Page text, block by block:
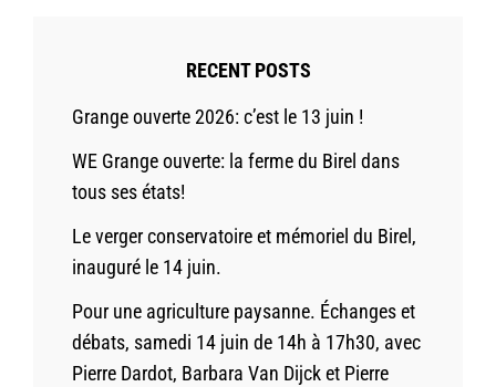
RECENT POSTS
Grange ouverte 2026: c’est le 13 juin !
WE Grange ouverte: la ferme du Birel dans
tous ses états!
Le verger conservatoire et mémoriel du Birel,
inauguré le 14 juin.
Pour une agriculture paysanne. Échanges et
débats, samedi 14 juin de 14h à 17h30, avec
Pierre Dardot, Barbara Van Dijck et Pierre